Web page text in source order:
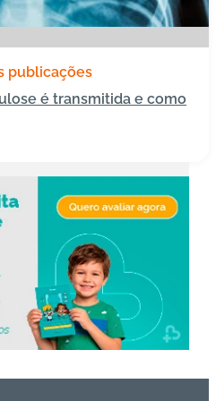
publicações
é transmitida e como